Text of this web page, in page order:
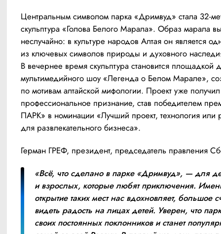
Центральным символом парка «Дримвуд» стала 32-
скульптура «Голова Белого Марала». Образ марала
неслучайно: в культуре народов Алтая он является
из ключевых символов природы и духовного
В вечернее время скульптура становится площадкой
мультимедийного шоу «Легенда о Белом Марале»,
по мотивам алтайской мифологии. Проект уже получил
профессиональное признание, став победителем
ПАРК» в номинации «Лучший проект, технология
для развлекательного бизнеса».
Герман ГРЕФ, президент, председатель правления
«Всё, что сделано в парке «Дримвуд», — для
и взрослых, которые любят приключения.
открытие таких мест нас вдохновляет, большое
видеть радость на лицах детей. Уверен, что
своих постоянных поклонников и станет